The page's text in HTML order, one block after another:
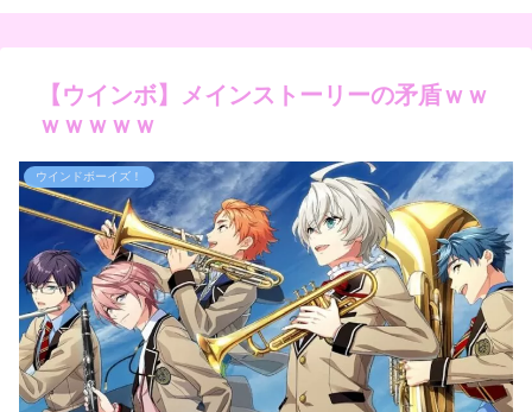
【ウインボ】メインストーリーの矛盾ｗｗ
ｗｗｗｗｗ
ウインドボーイズ！